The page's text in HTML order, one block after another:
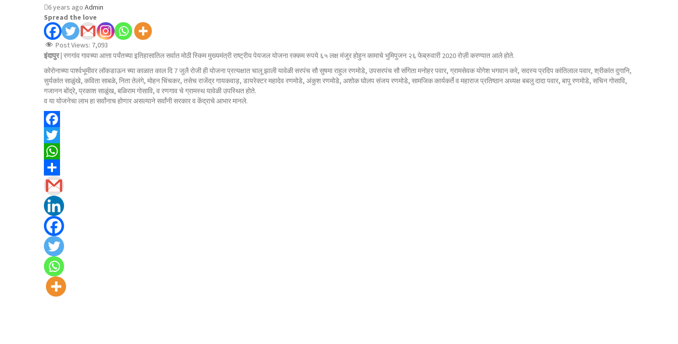
6 years ago Admin
Spread the love
Post Views: 7,093
इंदापुर | रणगांव गावच्या आत्ता पर्यंतच्या इतिहासातिल सर्वात मोठी स्किम मुख्यमंत्री राष्ट्रीय पेयजल योजना रक्कम रुपये ६५ लक्ष मंजुर होहुन कामाचे भुमिपुजन २६ फेब्रुवारी 2020 रोज़ी करण्यात आले होते.
कोरोनाच्या पार्श्वभूमीवर लॉकडाऊन च्या काळात काल दि 7 जुलै रोजी ही योजना प्रत्यक्षात चालू झाली यावेळी सरपंच सौ सुषमा राहुल रणमोडे, उपसरपंच सौ संगिता मनोहर पवार, ग्रामसेवक योगेश भगवान करे, सदस्य प्रदिप कांतिलाल पवार, श्रीकांत दुगानि,
सुर्यकांत साळुंखे, कविता साबळे, निता तेलंगे, मोहन चिंचकर, तसेच राजेंद्र गायकवाड़, डायरेक्टर महादेव रणमोडे, अंकुश रणमोडे, अशोक घोलप संजय रणमोडे, सामजिक कार्यकर्ते व महाराज प्रतिष्ठान अध्यक्ष बबलु दादा पवार, बापु रणमोडे, सचिन गोसावि,
गजानन बोंद्रे, प्रकाश साळुंख, बळिराम गोसावि, व रणगाव चे ग्रामस्थ यावेळी उपस्थित होते.
व या योजनेचा लाभ हा सर्वांनाच होणार असल्याने सर्वांनी सरकार व केंद्राचे आभार मानले.
Facebook
Twitter
WhatsApp
Share